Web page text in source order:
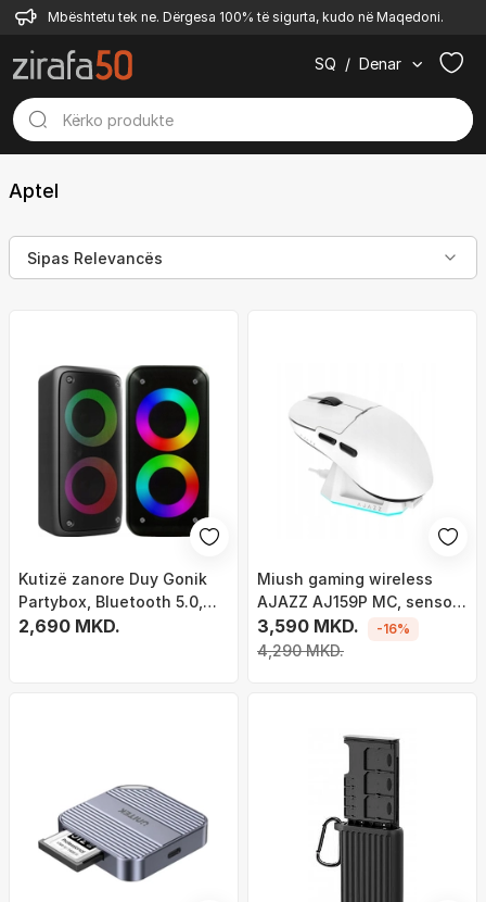
Mbështetu tek ne. Dërgesa 100% të sigurta, kudo në Maqedoni.
SQ / Denar
Aptel
Kutizë zanore Duy Gonik
Partybox, Bluetooth 5.0,
USB, me bas të fuqishëm
2,690 MKD.
Miush gaming wireless
AJAZZ AJ159P MC, sensor
PAW3311, 1 kHz polling rate,
56 g, i zi
3,590 MKD.
4,290 MKD.
-16%